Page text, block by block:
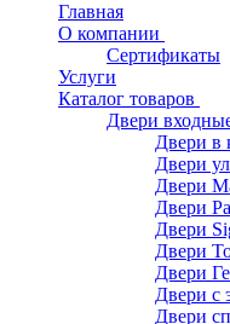
Главная
О компании
Сертификаты
Услуги
Каталог товаров
Двери
Двери в
Двери
Двери
Двери
Двери
Двери
Двери
Двери с
Двери